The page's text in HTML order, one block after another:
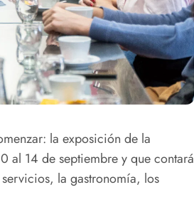
la exposición de la
al 14 de septiembre y que contará
la gastronomía, los